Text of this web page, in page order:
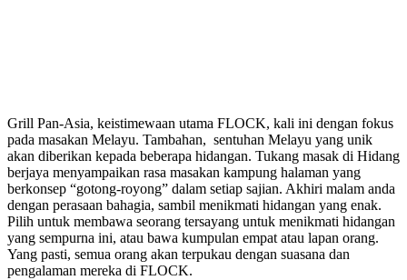
Grill Pan-Asia, keistimewaan utama FLOCK, kali ini dengan fokus
pada masakan Melayu. Tambahan, sentuhan Melayu yang unik
akan diberikan kepada beberapa hidangan. Tukang masak di Hidang
berjaya menyampaikan rasa masakan kampung halaman yang
berkonsep “gotong-royong” dalam setiap sajian. Akhiri malam anda
dengan perasaan bahagia, sambil menikmati hidangan yang enak.
Pilih untuk membawa seorang tersayang untuk menikmati hidangan
yang sempurna ini, atau bawa kumpulan empat atau lapan orang.
Yang pasti, semua orang akan terpukau dengan suasana dan
pengalaman mereka di FLOCK.